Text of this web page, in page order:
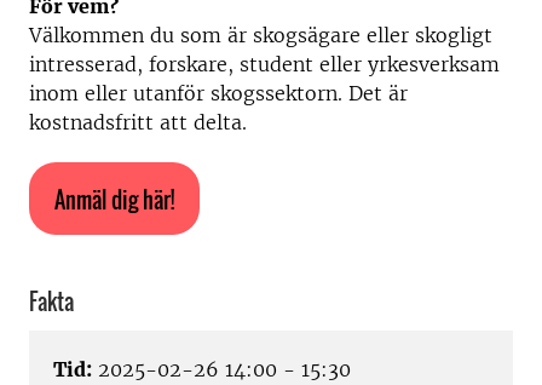
För vem?
Välkommen du som är skogsägare eller skogligt
intresserad, forskare, student eller yrkesverksam
inom eller utanför skogssektorn. Det är
kostnadsfritt att delta.
Anmäl dig här!
Fakta
Tid: 2025-02-26 14:00 - 15:30